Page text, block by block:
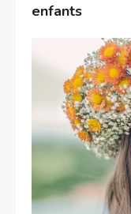
enfants